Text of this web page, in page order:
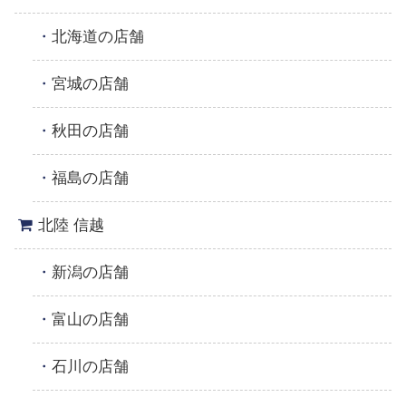
北海道の店舗
宮城の店舗
秋田の店舗
福島の店舗
北陸 信越
新潟の店舗
富山の店舗
石川の店舗